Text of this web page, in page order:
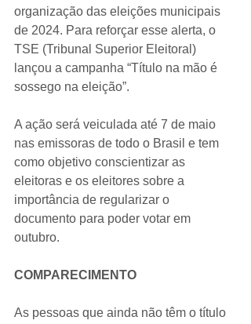
organização das eleições municipais
de 2024. Para reforçar esse alerta, o
TSE (Tribunal Superior Eleitoral)
lançou a campanha “Título na mão é
sossego na eleição”.
A ação será veiculada até 7 de maio
nas emissoras de todo o Brasil e tem
como objetivo conscientizar as
eleitoras e os eleitores sobre a
importância de regularizar o
documento para poder votar em
outubro.
COMPARECIMENTO
As pessoas que ainda não têm o título